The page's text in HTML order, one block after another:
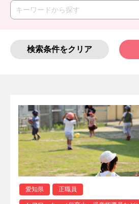
検索条件をクリア
愛知県 正職員